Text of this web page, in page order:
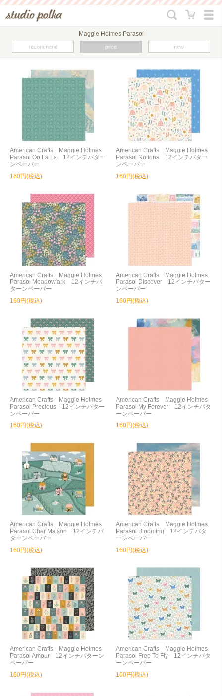
Maggie Holmes Parasol
recommend price new
American Crafts Maggie Holmes
Parasol Oo La La 12インチパター
ンペーパー
160円(税込)
American Crafts Maggie Holmes
Parasol Notions 12インチパター
ンペーパー
160円(税込)
American Crafts Maggie Holmes
Parasol Meadowlark 12インチパ
ターンペーパー
160円(税込)
American Crafts Maggie Holmes
Parasol Discover 12インチパター
ンペーパー
160円(税込)
American Crafts Maggie Holmes
Parasol Precious 12インチパター
ンペーパー
160円(税込)
American Crafts Maggie Holmes
Parasol My Forever 12インチパタ
ーンペーパー
160円(税込)
American Crafts Maggie Holmes
Parasol Cher Maison 12インチパ
ターンペーパー
160円(税込)
American Crafts Maggie Holmes
Parasol Blooming 12インチパタ
ーンペーパー
160円(税込)
American Crafts Maggie Holmes
Parasol Amour 12インチパターン
ペーパー
160円(税込)
American Crafts Maggie Holmes
Parasol Free To Fly 12インチパタ
ーンペーパー
160円(税込)